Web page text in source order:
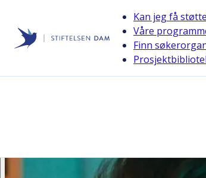
Kan jeg få
Våre
Finn
Reform gjorde oppsiktsvekkende funn om